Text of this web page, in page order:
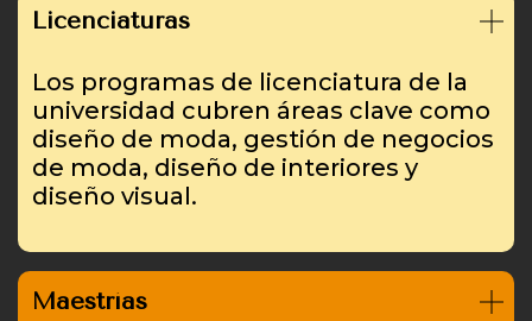
Licenciaturas
Los programas de licenciatura de la
universidad cubren áreas clave como
diseño de moda, gestión de negocios
de moda, diseño de interiores y
diseño visual.
Maestrías